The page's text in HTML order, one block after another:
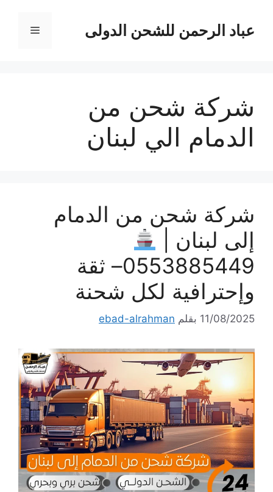
المحتوىعباد الرحمن للشحن الدولى القائمة
شركة شحن من
الدمام الي لبنان
شركة شحن من الدمام
إلى لبنان |
0553885449– ثقة
وإحترافية لكل شحنة
11/08/2025 بقلم ebad-alrahman